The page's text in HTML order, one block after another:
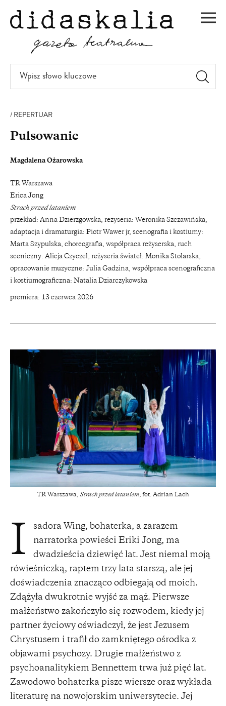
DO
TREŚCI
Wpisz
słowo
REPERTUAR
Pulsowanie
Magdalena Ożarowska
TR Warszawa
Erica Jong
Strach przed lataniem
przekład: Anna Dzierzgowska, reżyseria: Weronika Szczawińska,
adaptacja i dramaturgia: Piotr Wawer jr, scenografia i kostiumy:
Marta Szypulska, choreografia, współpraca reżyserska, ruch
sceniczny: Alicja Czyczel, reżyseria świateł: Monika Stolarska,
opracowanie muzyczne: Julia Gadzina, współpraca scenograficzna
i kostiumograficzna: Natalia Dziarczykowska
premiera: 13 czerwca 2026
TR Warszawa, Strach przed lataniem; fot. Adrian Lach
I
sadora Wing, bohaterka, a zarazem
narratorka powieści Eriki Jong, ma
dwadzieścia dziewięć lat. Jest niemal moją
rówieśniczką, raptem trzy lata starszą, ale jej
doświadczenia znacząco odbiegają od moich.
Zdążyła dwukrotnie wyjść za mąż. Pierwsze
małżeństwo zakończyło się rozwodem, kiedy jej
partner życiowy oświadczył, że jest Jezusem
Chrystusem i trafił do zamkniętego ośrodka z
objawami psychozy. Drugie małżeństwo z
psychoanalitykiem Bennettem trwa już pięć lat.
Zawodowo bohaterka pisze wiersze oraz wykłada
literaturę na nowojorskim uniwersytecie. Jej